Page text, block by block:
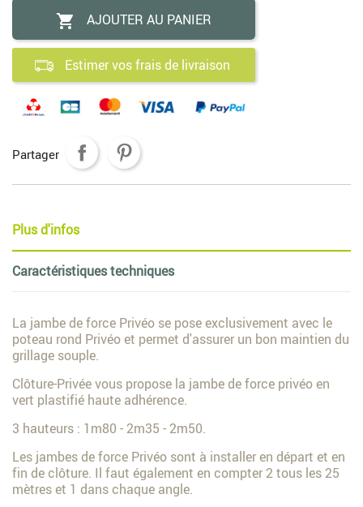
 AJOUTER AU PANIER
Estimer vos frais de livraison
Partager
Plus d'infos
Caractéristiques techniques
La jambe de force Privéo se pose exclusivement avec le
poteau rond Privéo et permet d'assurer un bon maintien du
grillage souple.
Clôture-Privée vous propose la jambe de force privéo en
vert plastifié haute adhérence.
3 hauteurs : 1m80 - 2m35 - 2m50.
Les jambes de force Privéo sont à installer en départ et en
fin de clôture. Il faut également en compter 2 tous les 25
mètres et 1 dans chaque angle.